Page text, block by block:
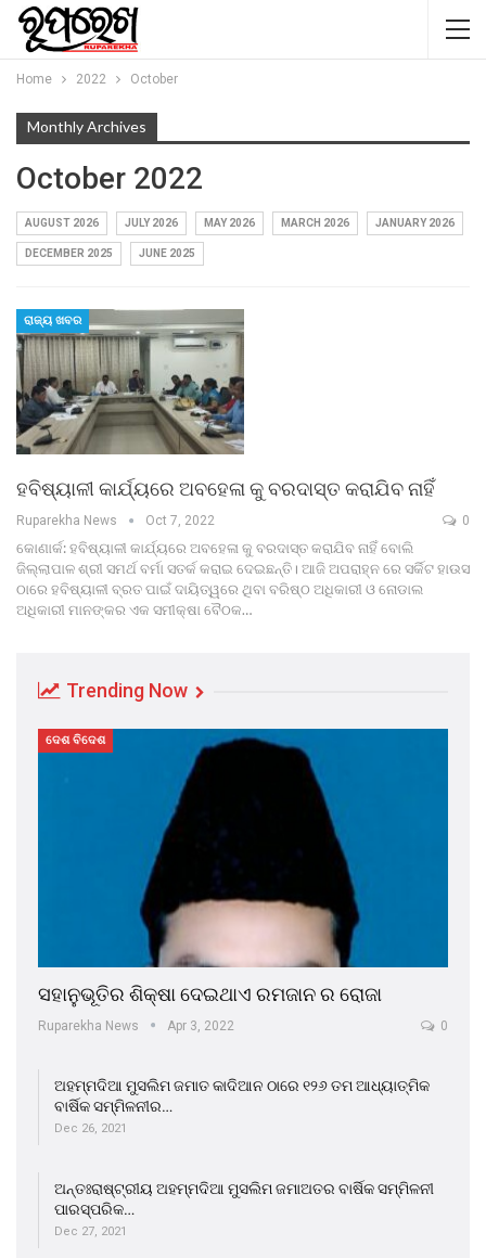
Home 2022 October
Monthly Archives
October 2022
AUGUST 2026 JULY 2026 MAY 2026 MARCH 2026 JANUARY 2026
DECEMBER 2025 JUNE 2025
ରାଜ୍ୟ ଖବର
ହବିଷ୍ୟାଳୀ କାର୍ଯ୍ୟରେ ଅବହେଳା କୁ ବରଦାସ୍ତ କରାଯିବ ନାହିଁ
Ruparekha News Oct 7, 2022 0
କୋଣାର୍କ: ହବିଷ୍ୟାଳୀ କାର୍ଯ୍ୟରେ ଅବହେଳା କୁ ବରଦାସ୍ତ କରାଯିବ ନାହିଁ ବୋଲି
ଜିଲ୍ଲାପାଳ ଶ୍ରୀ ସମର୍ଥ ବର୍ମା ସତର୍କ କରାଇ ଦେଇଛନ୍ତି। ଆଜି ଅପରାହ୍ନ ରେ ସର୍କିଟ ହାଉସ
ଠାରେ ହବିଷ୍ୟାଳୀ ବ୍ରତ ପାଇଁ ଦାୟିତ୍ୱରେ ଥିବା ବରିଷ୍ଠ ଅଧିକାରୀ ଓ ନୋଡାଲ
ଅଧିକାରୀ ମାନଙ୍କର ଏକ ସମୀକ୍ଷା ବୈଠକ…
Trending Now
ଦେଶ ବିଦେଶ
ସହାନୁଭୂତିର ଶିକ୍ଷା ଦେଇଥାଏ ରମଜାନ ର ରୋଜା
Ruparekha News Apr 3, 2022 0
ଅହମ୍ମଦିଆ ମୁସଲିମ ଜମାତ କାଦିଆନ ଠାରେ ୧୨୬ ତମ ଆଧ୍ୟାତ୍ମିକ
ବାର୍ଷିକ ସମ୍ମିଳନୀର…
Dec 26, 2021
ଅନ୍ତଃରାଷ୍ଟ୍ରୀୟ ଅହମ୍ମଦିଆ ମୁସଲିମ ଜମାଅତର ବାର୍ଷିକ ସମ୍ମିଳନୀ
ପାରସ୍ପରିକ…
Dec 27, 2021